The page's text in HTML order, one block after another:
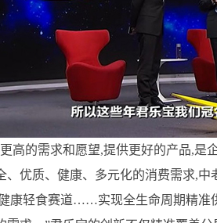
高的需求和愿望,提供更好的产品,是
、优质、健康、多元化的消费需求,
康轻食赛道……实现全生命周期精准